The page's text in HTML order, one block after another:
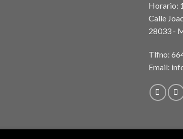
Horario:
Calle
28033 -
Tlfno:
Email: